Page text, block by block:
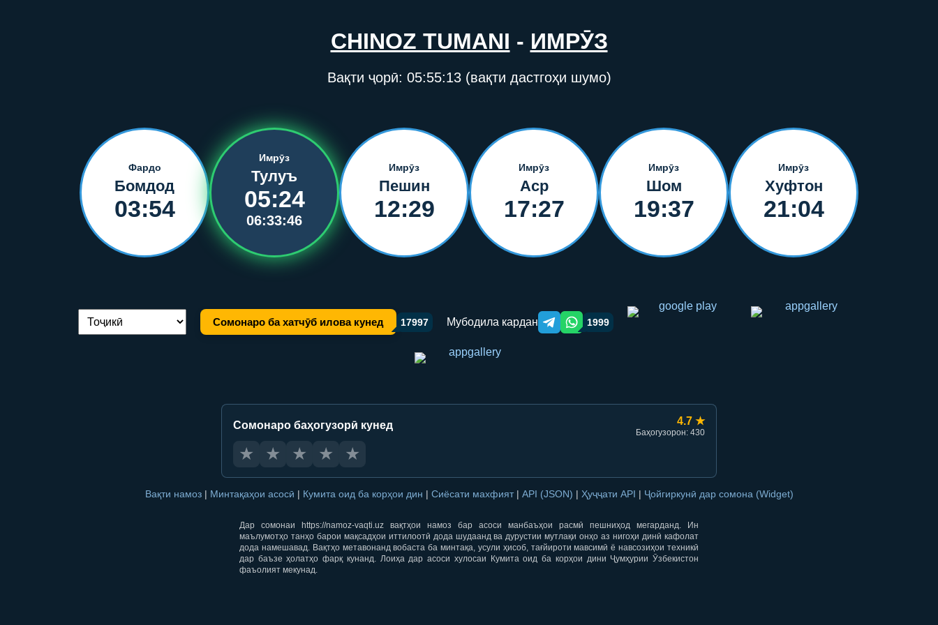
CHINOZ TUMANI - ИМРӮЗ
Вақти ҷорӣ: 05:55:13(вақти дастгоҳи шумо)
Фардо
Бомдод
03:54
Имрӯз
Тулуъ
05:24
06:33:46
Имрӯз
Пешин
12:29
Имрӯз
Аср
17:27
Имрӯз
Шом
19:37
Имрӯз
Хуфтон
21:04
Иваз кардани забон: Сомонаро ба хатчӯб илова кунед 17997 Мубодила кардан Telegram orqali ulashish
WhatsApp orqali ulashish
1999
Сомонаро баҳогузорӣ кунед 4.7 ★
Баҳогузорон: 430
★ ★ ★ ★ ★
Вақти намоз | Минтақаҳои асосӣ | Кумита оид ба корҳои дин | Сиёсати махфият | API (JSON) | Ҳуҷҷати API | Ҷойгиркунӣ дар сомона (Widget)
Дар сомонаи https://namoz-vaqti.uz вақтҳои намоз бар асоси манбаъҳои расмӣ пешниҳод мегарданд. Ин
маълумотҳо танҳо барои мақсадҳои иттилоотӣ дода шудаанд ва дурустии мутлақи онҳо аз нигоҳи динӣ кафолат
дода намешавад. Вақтҳо метавонанд вобаста ба минтақа, усули ҳисоб, тағйироти мавсимӣ ё навсозиҳои техникӣ
дар баъзе ҳолатҳо фарқ кунанд. Лоиҳа дар асоси хулосаи Кумита оид ба корҳои дини Ҷумҳурии Ӯзбекистон
фаъолият мекунад.